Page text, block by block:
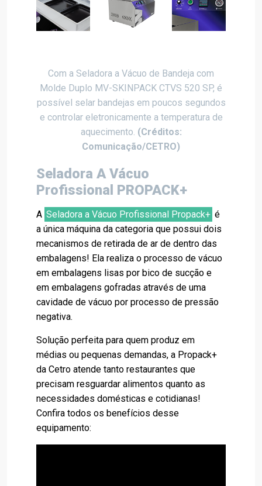
Com a Seladora a Vácuo de Bandeja com
Molde Duplo MV-SKINPACK CTVS 520 SP, é
possível selar bandejas em poucos segundos
e controlar eletronicamente a temperatura de
aquecimento. (Créditos:
Comunicação/CETRO)
Seladora A Vácuo
Profissional PROPACK+
A Seladora a Vácuo Profissional Propack+ é
a única máquina da categoria que possui dois
mecanismos de retirada de ar de dentro das
embalagens! Ela realiza o processo de vácuo
em embalagens lisas por bico de sucção e
em embalagens gofradas através de uma
cavidade de vácuo por processo de pressão
negativa.
Solução perfeita para quem produz em
médias ou pequenas demandas, a Propack+
da Cetro atende tanto restaurantes que
precisam resguardar alimentos quanto as
necessidades domésticas e cotidianas!
Confira todos os benefícios desse
equipamento: